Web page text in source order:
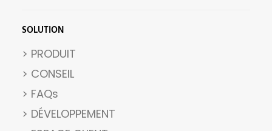
SOLUTION
> PRODUIT
> CONSEIL
> FAQs
> DÉVELOPPEMENT